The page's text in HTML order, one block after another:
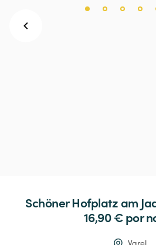
SchönerHofplatzam
16,90 € por